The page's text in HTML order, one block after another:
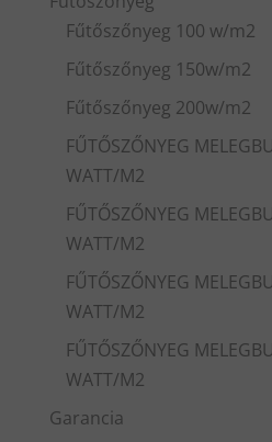
Fűtőszőnyeg 100 w/m2
Fűtőszőnyeg 150w/m2
Fűtőszőnyeg 200w/m2
FŰTŐSZŐNYEG
WATT/M2
FŰTŐSZŐNYEG
WATT/M2
FŰTŐSZŐNYEG
WATT/M2
FŰTŐSZŐNYEG
WATT/M2
Garancia